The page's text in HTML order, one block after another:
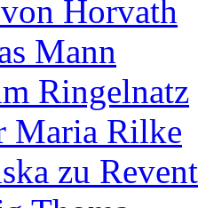
Horvath
Mann
Ringelnatz
Maria Rilke
zu